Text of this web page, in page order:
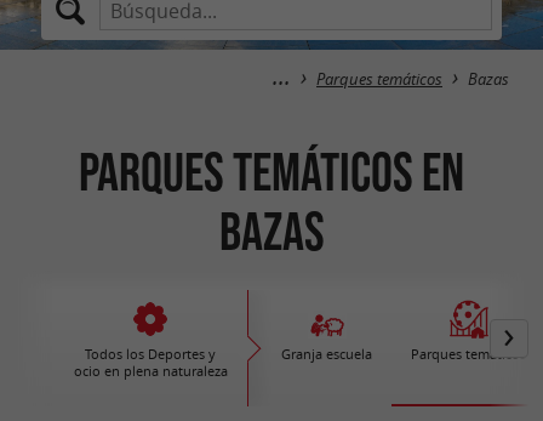
Parques temáticos Bazas
Parques temáticos en
Bazas
Todos los Deportes y
ocio en plena naturaleza
Granja escuela Parques temáticos